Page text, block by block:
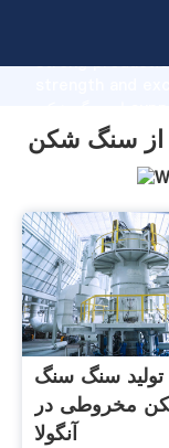
strong
values to all of
تولید سنگ سنگ
مخروطی در
آنگولا